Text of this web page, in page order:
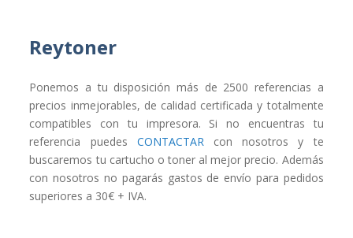
Reytoner
Ponemos a tu disposición más de 2500 referencias a
precios inmejorables, de calidad certificada y totalmente
compatibles con tu impresora. Si no encuentras tu
referencia puedes CONTACTARcon nosotros y te
buscaremos tu cartucho o toner al mejor precio. Además
con nosotros no pagarás gastos de envío para pedidos
superiores a 30€ + IVA.